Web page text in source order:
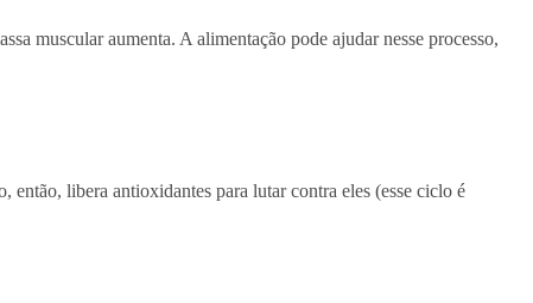
muscular aumenta. A alimentação pode ajudar nesse processo,
então, libera antioxidantes para lutar contra eles (esse ciclo é